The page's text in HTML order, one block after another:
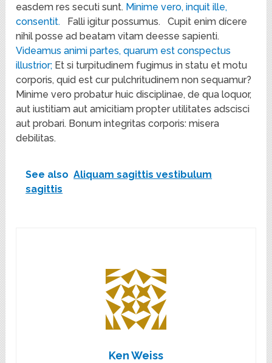
easdem res secuti sunt. Minime vero, inquit ille,
consentit.
Falli igitur possumus.
Cupit enim dícere
nihil posse ad beatam vitam deesse sapienti.
Videamus animi partes, quarum est conspectus
illustrior; Et si turpitudinem fugimus in statu et motu
corporis, quid est cur pulchritudinem non sequamur?
Minime vero probatur huic disciplinae, de qua loquor,
aut iustitiam aut amicitiam propter utilitates adscisci
aut probari. Bonum integritas corporis: misera
debilitas.
See also Aliquam sagittis vestibulum
sagittis
Ken Weiss